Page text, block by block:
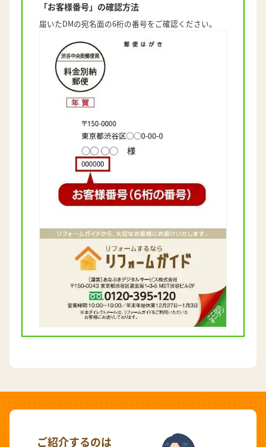
「お客様番号」の確認方法
届いたDMの宛名面の6桁の番号をご確認ください。
ご紹介するのは